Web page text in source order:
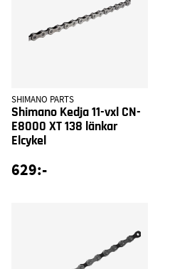
SHIMANO PARTS
Shimano Kedja 11-vxl CN-
E8000 XT 138 länkar
Elcykel
629:-